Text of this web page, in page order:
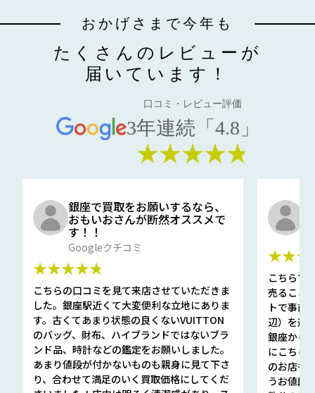
おかげさまで今年も
たくさんのレビューが
届いています！
口コミ・レビュー評価
3年連続「4.8」
★★★★★
銀座で買取をお願いするなら、
おもいおさんが断然オススメで
す！！
Googleクチコミ
★★★★★
こちらの口コミを見て来店させていただきま
した。銀座駅近くて大変便利な立地にありま
す。古くてあまり状態の良くないVUITTON
のバッグ、財布、ハイブランドではないブラ
ンド品、時計などの鑑定をお願いしました。
あまり値段が付かないものも親身に見て下さ
り、合わせて満足のいく買取価格にしてくだ
こちらで
売ること
トで事前
辺）を選
銀座から
にこちら
のお店も
うお値段